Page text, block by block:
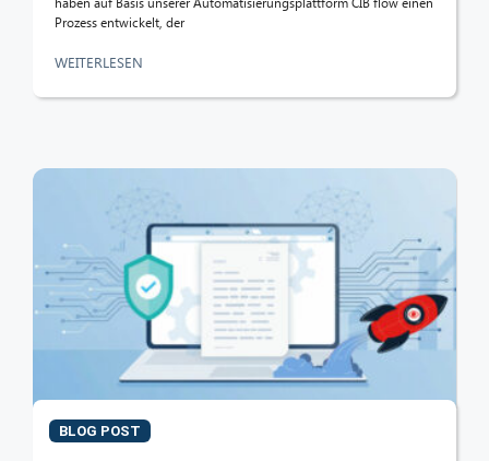
Prozess entwickelt, der
WEITERLESEN
BLOG POST
Hallo! Was kann ich für Sie tun?